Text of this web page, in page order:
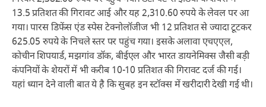
13.5 प्रतिशत की गिरावट आई और यह 2,310.60 रुपये के लेवल पर आ
गया। पारस डिफेंस एंड स्पेस टेक्नोलॉजीज भी 12 प्रतिशत से ज्यादा टूटकर
625.05 रुपये के निचले स्तर पर पहुंच गया। इसके अलावा एचएएल,
कोचीन शिपयार्ड, मझगांव डॉक, बीईएल और भारत डायनेमिक्स जैसी बड़ी
कंपनियों के शेयरों में भी करीब 10-10 प्रतिशत की गिरावट दर्ज की गई।
यहां ध्यान देने वाली बात ये है कि सुबह इन स्टॉक्स में खरीदारी देखी गई थी।